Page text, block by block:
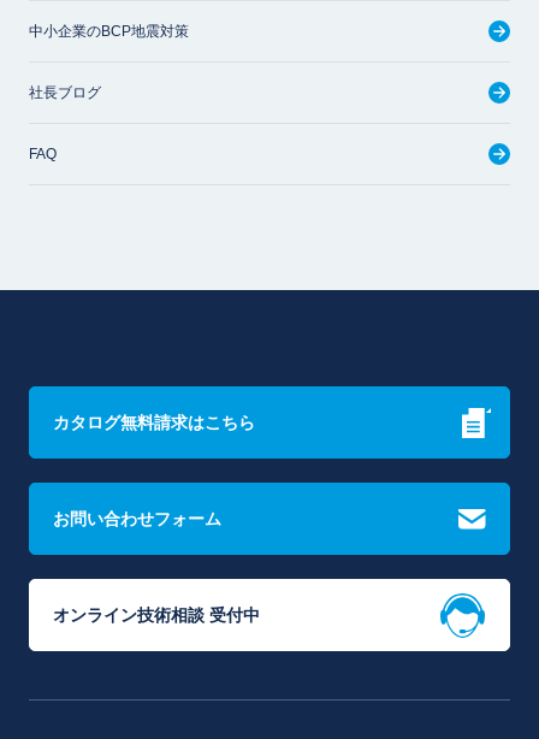
中小企業のBCP地震対策
社長ブログ
FAQ
カタログ無料請求はこちら
お問い合わせフォーム
オンライン技術相談 受付中